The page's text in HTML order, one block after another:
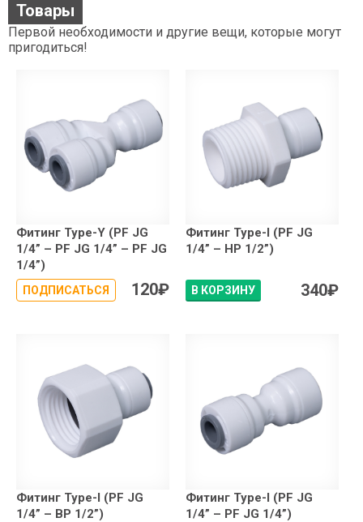
Товары
Первой необходимости и другие вещи, которые могут
пригодиться!
Фитинг Type-Y (PF JG
1/4” – PF JG 1/4” – PF JG
1/4”)
ПОДПИСАТЬСЯ 120₽
Фитинг Type-I (PF JG
1/4” – НР 1/2”)
В КОРЗИНУ 340₽
Фитинг Type-I (PF JG
1/4” – ВР 1/2”)
Фитинг Type-I (PF JG
1/4” – PF JG 1/4”)